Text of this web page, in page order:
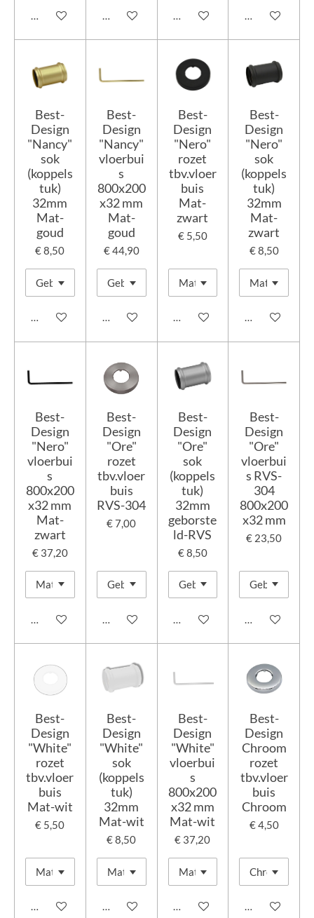
In winkelwagen In winkelwagenIn winkelwagenIn
Best-
Design
"Nancy"
sok
(koppels
tuk)
32mm
Mat-
goud
€ 8,50
In winkelwagen
Best-
Design
"Nancy"
vloerbui
s
800x200
x32 mm
Mat-
goud
€ 44,90
In winkelwagen
Best-
Design
"Nero"
rozet
tbv.vloer
buis
Mat-
zwart
€ 5,50
In winkelwagen
Best-
Design
"Nero"
sok
(koppels
tuk)
32mm
Mat-
zwart
€ 8,50
In
Best-
Design
"Nero"
vloerbui
s
800x200
x32 mm
Mat-
zwart
€ 37,20
In winkelwagen
Best-
Design
"Ore"
rozet
tbv.vloer
buis
RVS-304
€ 7,00
In winkelwagen
Best-
Design
"Ore"
sok
(koppels
tuk)
32mm
geborste
ld-RVS
€ 8,50
In winkelwagen
Best-
Design
"Ore"
vloerbui
s RVS-
304
800x200
x32 mm
€ 23,50
In
Best-
Design
"White"
rozet
tbv.vloer
buis
Mat-wit
€ 5,50
In winkelwagen
Best-
Design
"White"
sok
(koppels
tuk)
32mm
Mat-wit
€ 8,50
In winkelwagen
Best-
Design
"White"
vloerbui
s
800x200
x32 mm
Mat-wit
€ 37,20
In winkelwagen
Best-
Design
Chroom
rozet
tbv.vloer
buis
Chroom
€ 4,50
In